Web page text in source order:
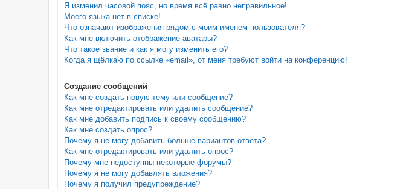
Я изменил часовой пояс, но время всё равно неправильное!
Моего языка нет в списке!
Что означают изображения рядом с моим именем пользователя?
Как мне включить отображение аватары?
Что такое звание и как я могу изменить его?
Когда я щёлкаю по ссылке «email», от меня требуют войти на конференцию!
Создание сообщений
Как мне создать новую тему или сообщение?
Как мне отредактировать или удалить сообщение?
Как мне добавить подпись к своему сообщению?
Как мне создать опрос?
Почему я не могу добавить больше вариантов ответа?
Как мне отредактировать или удалить опрос?
Почему мне недоступны некоторые форумы?
Почему я не могу добавлять вложения?
Почему я получил предупреждение?